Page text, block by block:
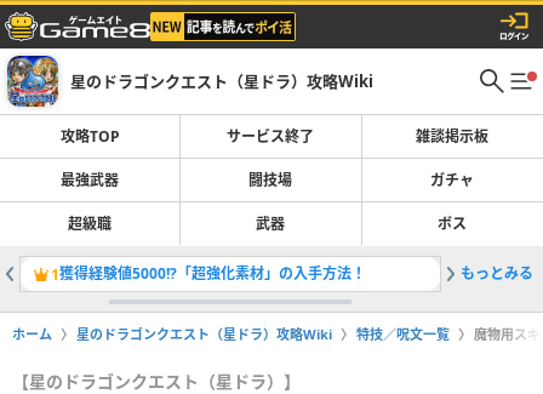
星のドラゴンクエスト（星ドラ）攻略Wiki
攻略TOP サービス終了 雑談掲示板
最強武器 闘技場 ガチャ
超級職 武器 ボス
1獲得経験値5000!?「超強化素材」の入手方法！ 2「ザバ
もっとみる
ホーム 星のドラゴンクエスト（星ドラ）攻略Wiki 特技／呪文一覧 魔物用ス
【星のドラゴンクエスト（星ドラ）】